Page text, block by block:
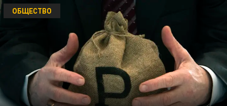
ОБЩЕСТВО